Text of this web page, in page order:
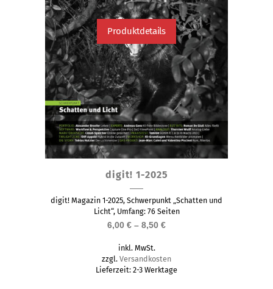
Produktdetails
weist
digit! 1-2025
digit! Magazin 1-2025, Schwerpunkt „Schatten und
Licht“, Umfang: 76 Seiten
6,00 € – 8,50 €
inkl. MwSt.
zzgl. Versandkosten
Lieferzeit: 2-3 Werktage